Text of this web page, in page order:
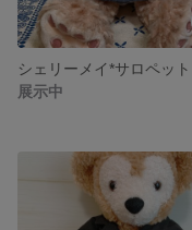
シェリーメイ*サロペット
展示中